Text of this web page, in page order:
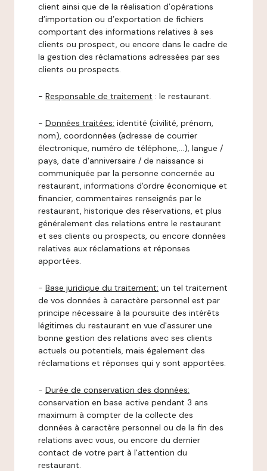
client ainsi que de la réalisation d’opérations
d’importation ou d’exportation de fichiers
comportant des informations relatives à ses
clients ou prospect, ou encore dans le cadre de
la gestion des réclamations adressées par ses
clients ou prospects.
- Responsable de traitement : le restaurant.
- Données traitées: identité (civilité, prénom,
nom), coordonnées (adresse de courrier
électronique, numéro de téléphone,…), langue /
pays, date d'anniversaire / de naissance si
communiquée par la personne concernée au
restaurant, informations d'ordre économique et
financier, commentaires renseignés par le
restaurant, historique des réservations, et plus
généralement des relations entre le restaurant
et ses clients ou prospects, ou encore données
relatives aux réclamations et réponses
apportées.
- Base juridique du traitement: un tel traitement
de vos données à caractère personnel est par
principe nécessaire à la poursuite des intérêts
légitimes du restaurant en vue d'assurer une
bonne gestion des relations avec ses clients
actuels ou potentiels, mais également des
réclamations et réponses qui y sont apportées.
- Durée de conservation des données:
conservation en base active pendant 3 ans
maximum à compter de la collecte des
données à caractère personnel ou de la fin des
relations avec vous, ou encore du dernier
contact de votre part à l'attention du
restaurant.